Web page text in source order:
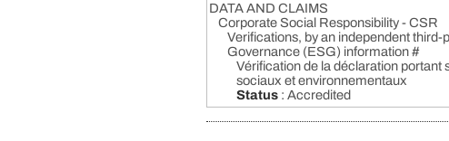
DATA AND CLAIMS
Corporate Social Responsibility - CSR
Verifications, by an independent
Governance (ESG) information #
Vérification de la déclaration portant
sociaux et environnementaux
Status : Accredited